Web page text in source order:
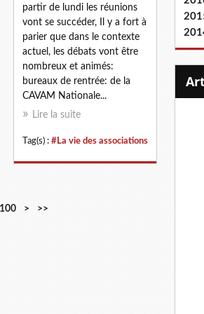
partir de lundi les réunions
vont se succéder, Il y a fort à
parier que dans le contexte
actuel, les débats vont être
nombreux et animés:
bureaux de rentrée: de la
CAVAM Nationale...
Lire la suite
Tag(s) : #La vie des associations
100 > >>